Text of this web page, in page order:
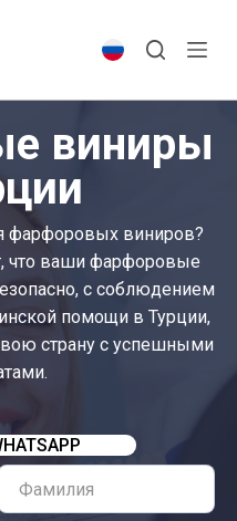
виниры
фарфоровых виниров?
что ваши фарфоровые
с соблюдением
помощи в Турции,
страну с успешными